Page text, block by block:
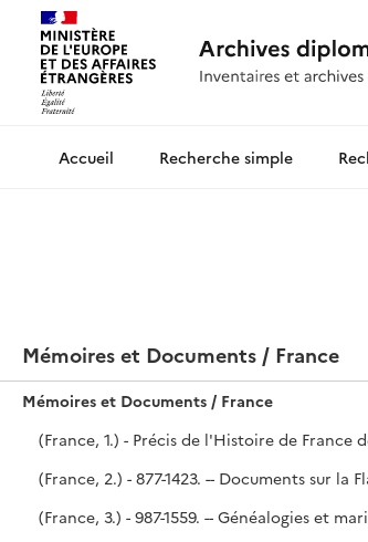
Archives diplomatiquesRecherche simple
Mémoires et Documents / France
Mémoires et Documents / France